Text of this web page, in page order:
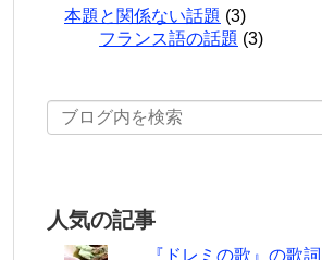
本題と関係ない話題 (3)
フランス語の話題 (3)
人気の記事
『ドレミの歌』の歌